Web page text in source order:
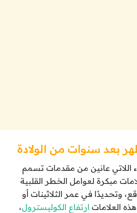
بعد سنوات من الولادة
اللاتي عانين من مقدمات تسمم
مبكرة لعوامل الخطر القلبية
وتحديدًا في عمر الثلاثينات أو
العلامات ارتفاع الكوليسترول،